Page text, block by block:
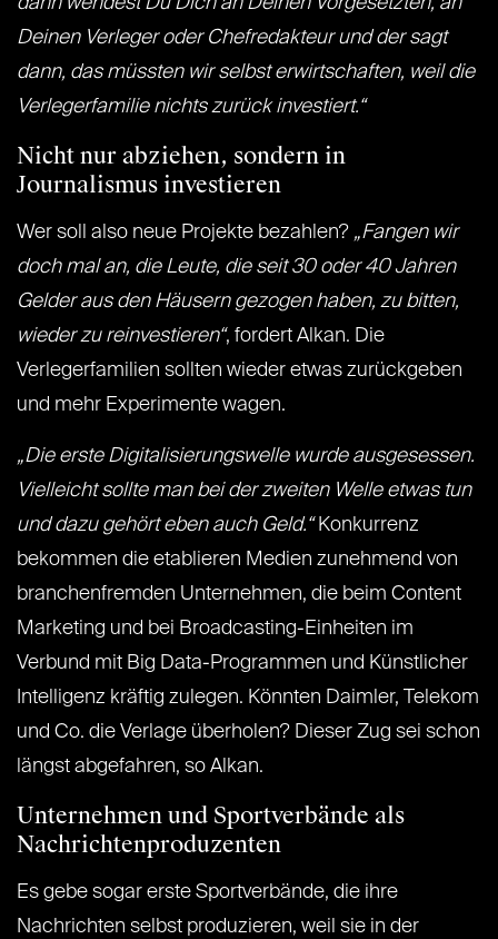
Deinen Verleger oder Chefredakteur und der sagt
dann, das müssten wir selbst erwirtschaften, weil die
Verlegerfamilie nichts zurück investiert.“
Nicht nur abziehen, sondern in
Journalismus investieren
Wer soll also neue Projekte bezahlen? „Fangen wir
doch mal an, die Leute, die seit 30 oder 40 Jahren
Gelder aus den Häusern gezogen haben, zu bitten,
wieder zu reinvestieren“, fordert Alkan. Die
Verlegerfamilien sollten wieder etwas zurückgeben
und mehr Experimente wagen.
„Die erste Digitalisierungswelle wurde ausgesessen.
Vielleicht sollte man bei der zweiten Welle etwas tun
und dazu gehört eben auch Geld.“Konkurrenz
bekommen die etablieren Medien zunehmend von
branchenfremden Unternehmen, die beim Content
Marketing und bei Broadcasting-Einheiten im
Verbund mit Big Data-Programmen und Künstlicher
Intelligenz kräftig zulegen. Könnten Daimler, Telekom
und Co. die Verlage überholen? Dieser Zug sei schon
längst abgefahren, so Alkan.
Unternehmen und Sportverbände als
Nachrichtenproduzenten
Es gebe sogar erste Sportverbände, die ihre
Nachrichten selbst produzieren, weil sie in der